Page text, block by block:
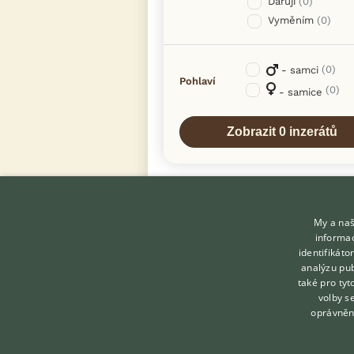
Vyměním (0)
Pohlaví
- samci (0)
- samice (0)
KONTAKT DO REDAKCE
My a
analýzu
také pro
volby